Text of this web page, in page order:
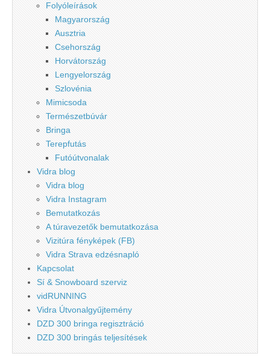
Folyóleírások
Magyarország
Ausztria
Csehország
Horvátország
Lengyelország
Szlovénia
Mimicsoda
Természetbúvár
Bringa
Terepfutás
Futóútvonalak
Vidra blog
Vidra blog
Vidra Instagram
Bemutatkozás
A túravezetők bemutatkozása
Vizitúra fényképek (FB)
Vidra Strava edzésnapló
Kapcsolat
Sí & Snowboard szerviz
vidRUNNING
Vidra Útvonalgyűjtemény
DZD 300 bringa regisztráció
DZD 300 bringás teljesítések